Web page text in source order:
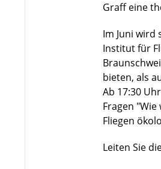
Graff eine
Im Juni wird
Institut für
bieten, als
Ab 17:30
Fragen
Fliegen
Leiten Sie